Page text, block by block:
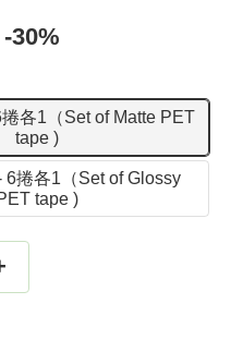
-30%
各1（Set of Matte PET
tape )
6捲各1（Set of Glossy
tape )